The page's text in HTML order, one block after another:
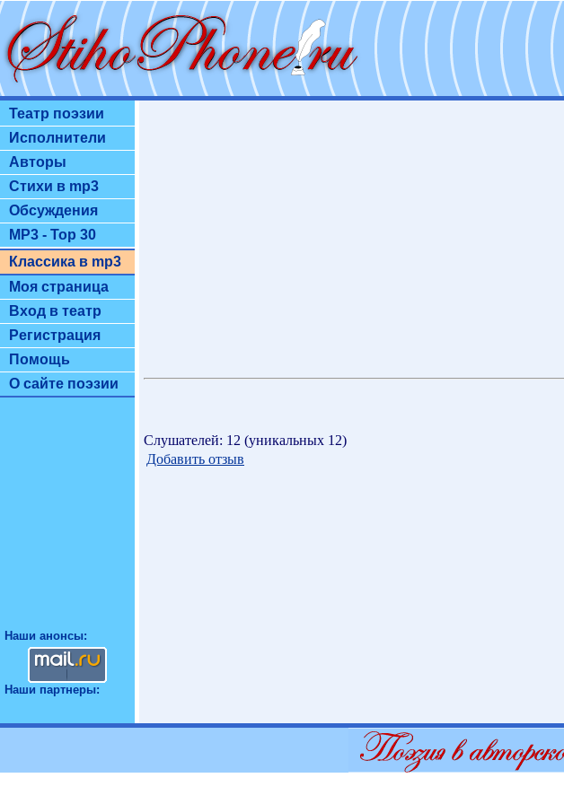
Театр поэзии
Исполнители
Авторы
Стихи в mp3
Обсуждения
MP3 - Top 30
Классика в mp3
Моя страница
Вход в театр
Регистрация
Помощь
О сайте поэзии
Наши анонсы:
Наши партнеры:
Слушателей: 12 (уникальных 12)
Добавить отзыв